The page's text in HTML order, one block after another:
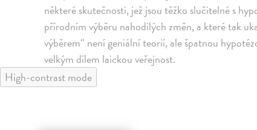
některé skutečnosti, jež jsou těžko slučitelné s
přírodním výběru nahodilých změn, a které tak
výběrem“ není geniální teorií, ale špatnou
velkým dílem laickou veřejnost.
High-contrast mode